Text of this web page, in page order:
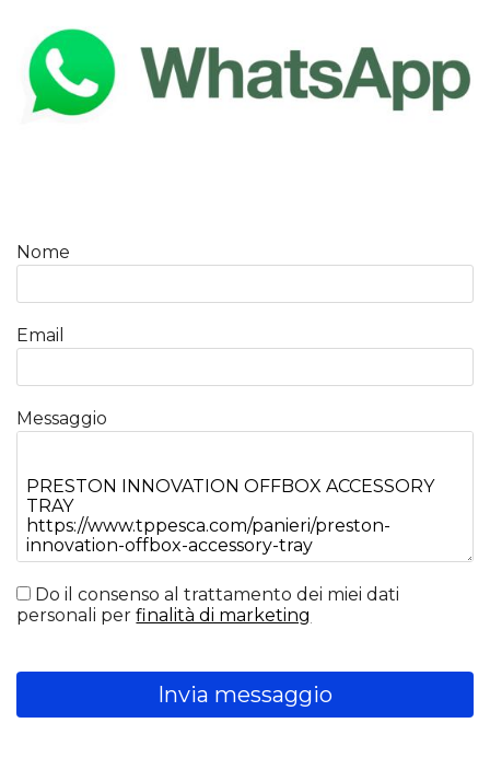
Nome
Email
Messaggio
Do il consenso al trattamento dei miei dati
personali perfinalità di marketing
Invia messaggio